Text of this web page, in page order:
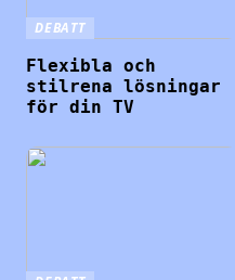
DEBATT
Flexibla och
stilrena lösningar
för din TV